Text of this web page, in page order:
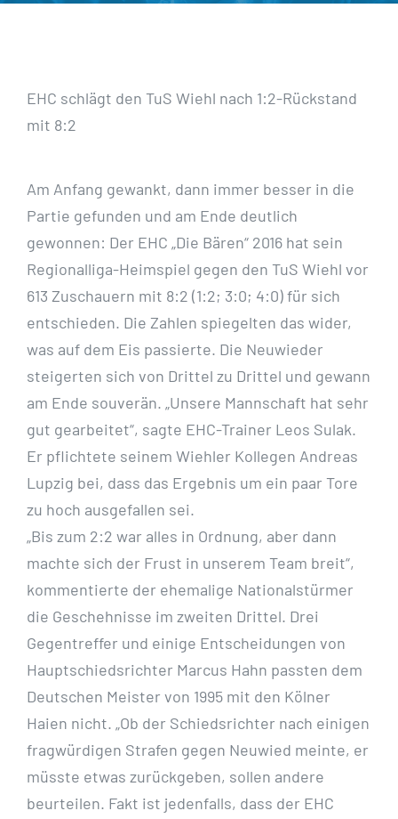
EHC schlägt den TuS Wiehl nach 1:2-Rückstand
mit 8:2
Am Anfang gewankt, dann immer besser in die
Partie gefunden und am Ende deutlich
gewonnen: Der EHC „Die Bären“ 2016 hat sein
Regionalliga-Heimspiel gegen den TuS Wiehl vor
613 Zuschauern mit 8:2 (1:2; 3:0; 4:0) für sich
entschieden. Die Zahlen spiegelten das wider,
was auf dem Eis passierte. Die Neuwieder
steigerten sich von Drittel zu Drittel und gewann
am Ende souverän. „Unsere Mannschaft hat sehr
gut gearbeitet“, sagte EHC-Trainer Leos Sulak.
Er pflichtete seinem Wiehler Kollegen Andreas
Lupzig bei, dass das Ergebnis um ein paar Tore
zu hoch ausgefallen sei.
„Bis zum 2:2 war alles in Ordnung, aber dann
machte sich der Frust in unserem Team breit“,
kommentierte der ehemalige Nationalstürmer
die Geschehnisse im zweiten Drittel. Drei
Gegentreffer und einige Entscheidungen von
Hauptschiedsrichter Marcus Hahn passten dem
Deutschen Meister von 1995 mit den Kölner
Haien nicht. „Ob der Schiedsrichter nach einigen
fragwürdigen Strafen gegen Neuwied meinte, er
müsste etwas zurückgeben, sollen andere
beurteilen. Fakt ist jedenfalls, dass der EHC